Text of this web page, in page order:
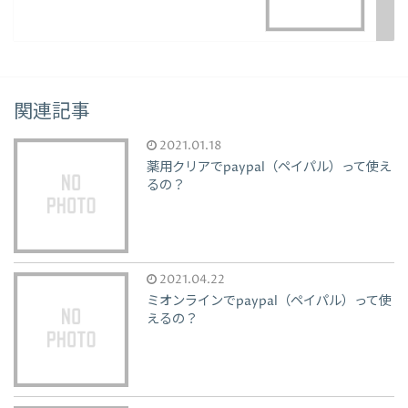
関連記事
2021.01.18
薬用クリアでpaypal（ペイパル）って使え
るの？
2021.04.22
ミオンラインでpaypal（ペイパル）って使
えるの？